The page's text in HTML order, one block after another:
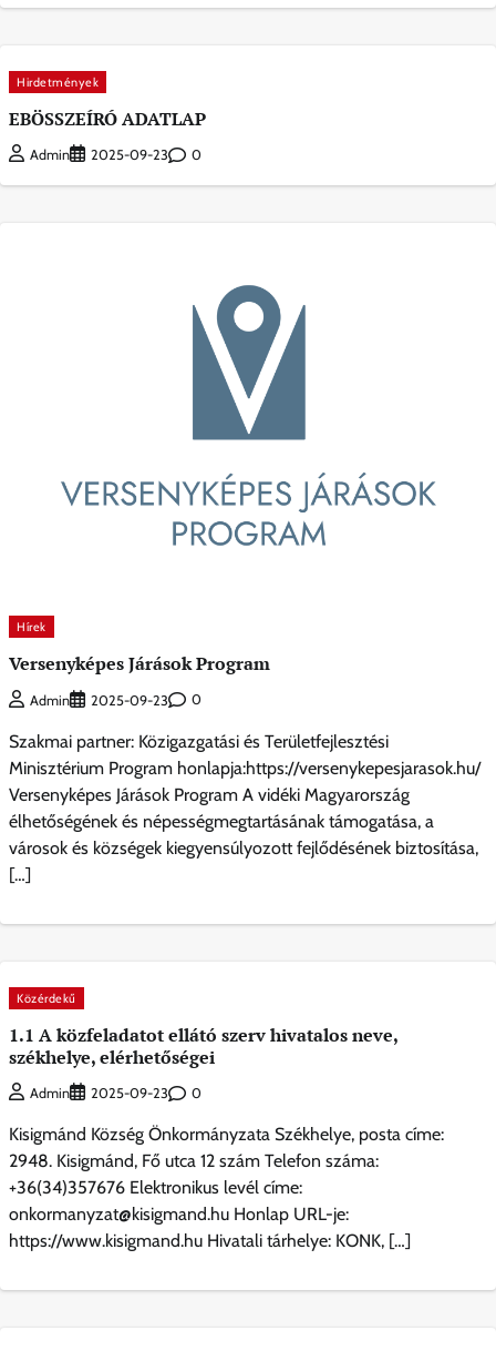
Hirdetmények
EBÖSSZEÍRÓ ADATLAP
Admin 2025-09-23 0
Hírek
Versenyképes Járások Program
Admin 2025-09-23 0
Szakmai partner: Közigazgatási és Területfejlesztési
Minisztérium Program honlapja:https://versenykepesjarasok.hu/
Versenyképes Járások Program A vidéki Magyarország
élhetőségének és népességmegtartásának támogatása, a
városok és községek kiegyensúlyozott fejlődésének biztosítása,
[…]
Közérdekű
1.1 A közfeladatot ellátó szerv hivatalos neve,
székhelye, elérhetőségei
Admin 2025-09-23 0
Kisigmánd Község Önkormányzata Székhelye, posta címe:
2948. Kisigmánd, Fő utca 12 szám Telefon száma:
+36(34)357676 Elektronikus levél címe:
onkormanyzat@kisigmand.hu Honlap URL-je:
https://www.kisigmand.hu Hivatali tárhelye: KONK, […]